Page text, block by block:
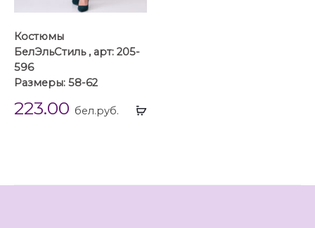
Выбрать
Костюмы
БелЭльСтиль , арт: 205-
596
Размеры: 58-62
223.00 бел.руб.